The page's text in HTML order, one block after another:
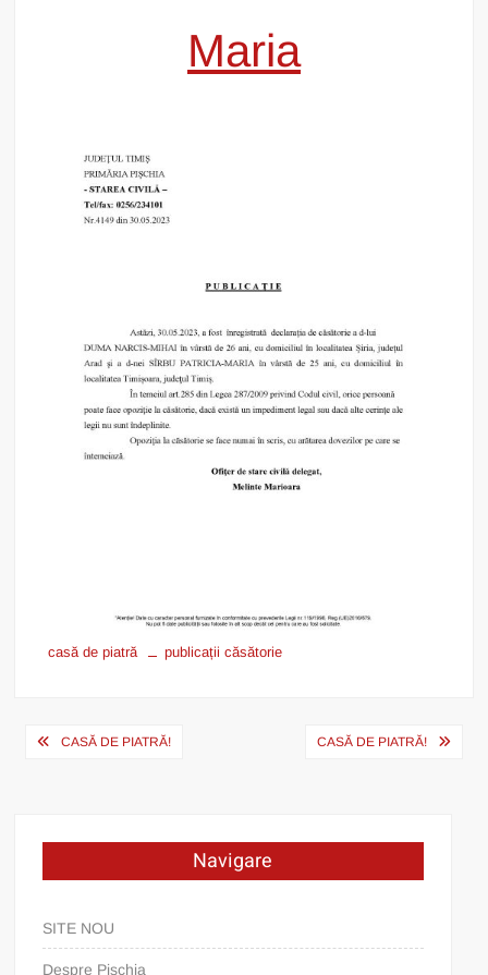
Maria
casă de piatră publicații căsătorie
PostCASĂ DE PIATRĂ! CASĂ DE PIATRĂ!
Navigare
SITE NOU
Despre Pișchia